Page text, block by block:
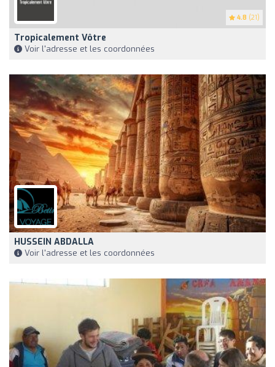
4.8 (21)
Tropicalement Vôtre
Voir l'adresse et les coordonnées
HUSSEIN ABDALLA
Voir l'adresse et les coordonnées